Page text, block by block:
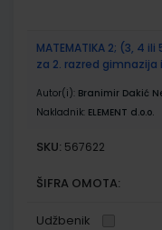
MATEMATIKA 2; (3, 4
za 2. razred gimnazija
Autor(i): Branimir Dakić
Nakladnik: ELEMENT d.o.o.
SKU: 567622
ŠIFRA OMOTA:
Udžbenik